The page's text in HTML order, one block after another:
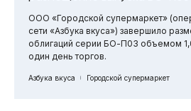
ООО «Городской супермаркет»
сети «Азбука вкуса») завершило
облигаций серии БО-П03 объемом
один день торгов.
Азбука вкуса Городской супермаркет